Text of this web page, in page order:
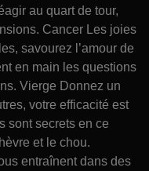
au quart de tour,
Cancer Les joies
savourez l’amour de
en main les questions
Vierge Donnez un
votre efficacité est
sont secrets en ce
et le chou.
entraînent dans des